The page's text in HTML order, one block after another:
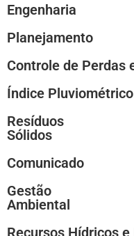
Engenharia
Planejamento
Controle de Perdas
Índice Pluviométrico
Resíduos
Sólidos
Comunicado
Gestão
Ambiental
Recursos Hídricos